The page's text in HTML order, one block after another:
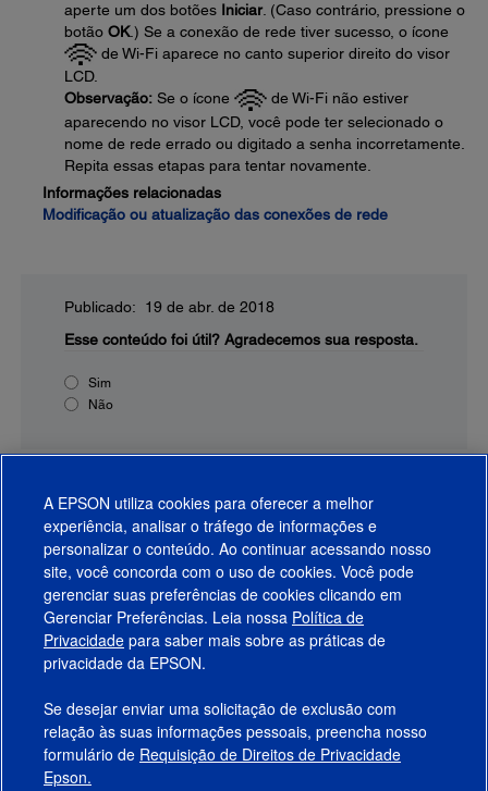
aperte um dos botões Iniciar. (Caso contrário, pressione o
botão OK.) Se a conexão de rede tiver sucesso, o ícone
de Wi-Fi aparece no canto superior direito do visor
LCD.
Observação: Se o ícone
de Wi-Fi não estiver
aparecendo no visor LCD, você pode ter selecionado o
nome de rede errado ou digitado a senha incorretamente.
Repita essas etapas para tentar novamente.
Informações relacionadas
Modificação ou atualização das conexões de rede
Publicado: 19 de abr. de 2018
Esse conteúdo foi útil? Agradecemos sua resposta.
Sim
Não
Produtos
Suporte
Links Sugeridos
Empresa
A EPSON utiliza cookies para oferecer a melhor
experiência, analisar o tráfego de informações e
personalizar o conteúdo. Ao continuar acessando nosso
site, você concorda com o uso de cookies. Você pode
gerenciar suas preferências de cookies clicando em
Gerenciar Preferências. Leia nossa Política de
Privacidade para saber mais sobre as práticas de
privacidade da EPSON.
Se desejar enviar uma solicitação de exclusão com
relação às suas informações pessoais, preencha nosso
formulário de Requisição de Direitos de Privacidade
Epson.